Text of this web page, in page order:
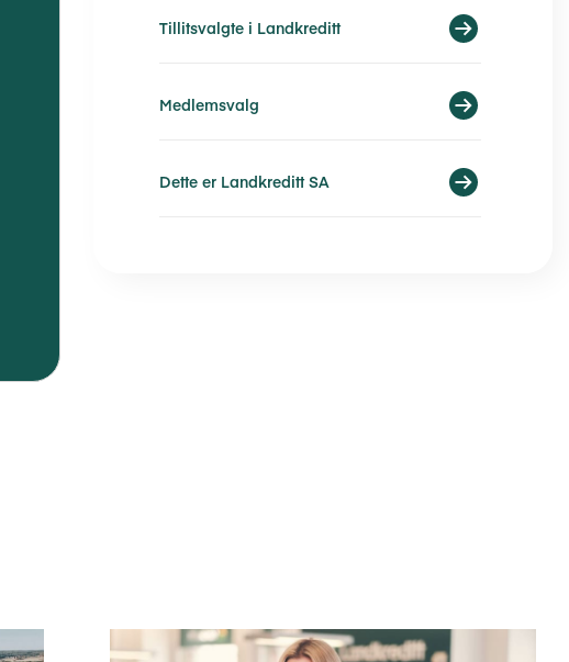
Tillitsvalgte i Landkreditt
Medlemsvalg
Dette er Landkreditt SA